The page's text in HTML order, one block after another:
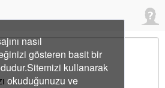
nasıl
gösteren basit bir
kullanarak
okuduğunuzu ve